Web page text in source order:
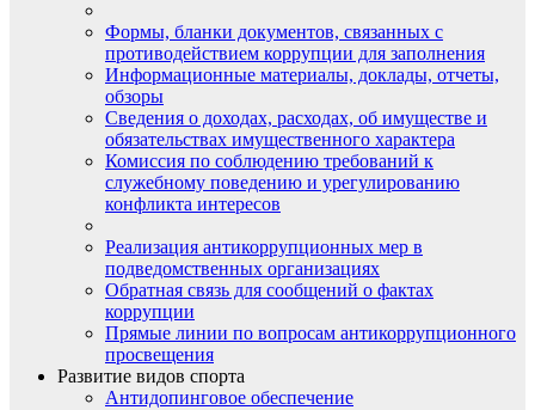
Формы, бланки документов, связанных с
противодействием коррупции для заполнения
Информационные материалы, доклады, отчеты,
обзоры
Сведения о доходах, расходах, об имуществе и
обязательствах имущественного характера
Комиссия по соблюдению требований к
служебному поведению и урегулированию
конфликта интересов
Реализация антикоррупционных мер в
подведомственных организациях
Обратная связь для сообщений о фактах
коррупции
Прямые линии по вопросам антикоррупционного
просвещения
Развитие видов спорта
Антидопинговое обеспечение